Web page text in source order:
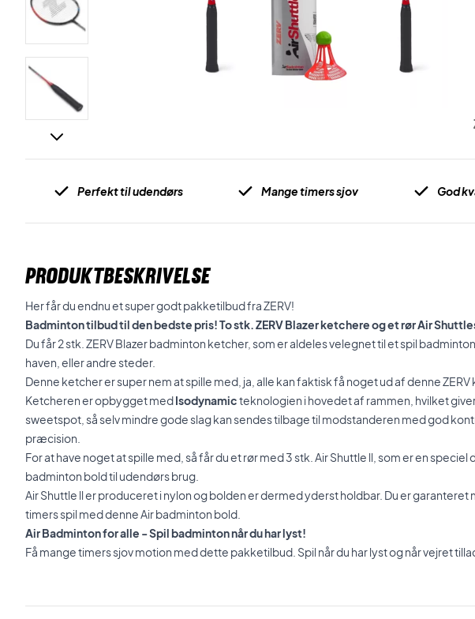
Perfekt til udendørs Mange timers sjov God
PRODUKTBESKRIVELSE
Her får du endnu et super godt pakketilbud fra ZERV!
Badminton tilbud til den bedste pris! To stk. ZERV Blazer ketchere og et rør Air
Du får 2 stk. ZERV Blazer badminton ketcher, som er aldeles velegnet til et spil
haven, eller andre steder.
Denne ketcher er super nem at spille med, ja, alle kan faktisk få noget ud af denne ZERV
Ketcheren er opbygget medIsodynamicteknologien i hovedet af rammen, hvilket
sweetspot, så selv mindre gode slag kan sendes tilbage til modstanderen med god
præcision.
For at have noget at spille med, så får du et rør med 3 stk. Air Shuttle ll, som er en speciel
badminton bold til udendørs brug.
Air Shuttle ll er produceret i nylon og bolden er dermed yderst holdbar. Du er garanteret
timers spil med denne Air badminton bold.
Air Badminton for alle - Spil badminton når du har lyst!
Få mange timers sjov motion med dette pakketilbud. Spil når du har lyst og når vejret